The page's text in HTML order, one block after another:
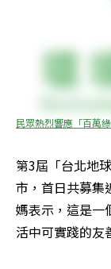
民眾熱烈響應「百萬
第3屆「台北地
市，首日共募集
媽表示，這是一
活中可實踐的友